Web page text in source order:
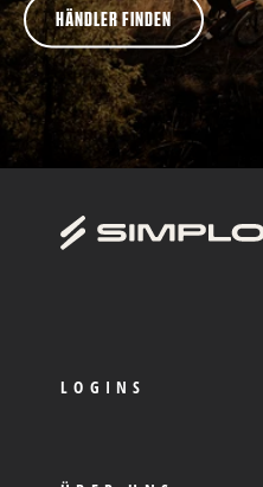
HÄNDLER FINDEN
LOGINS